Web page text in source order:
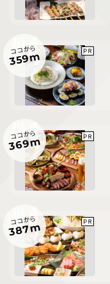
ココから
359m
ココから
369m
ココから
387m